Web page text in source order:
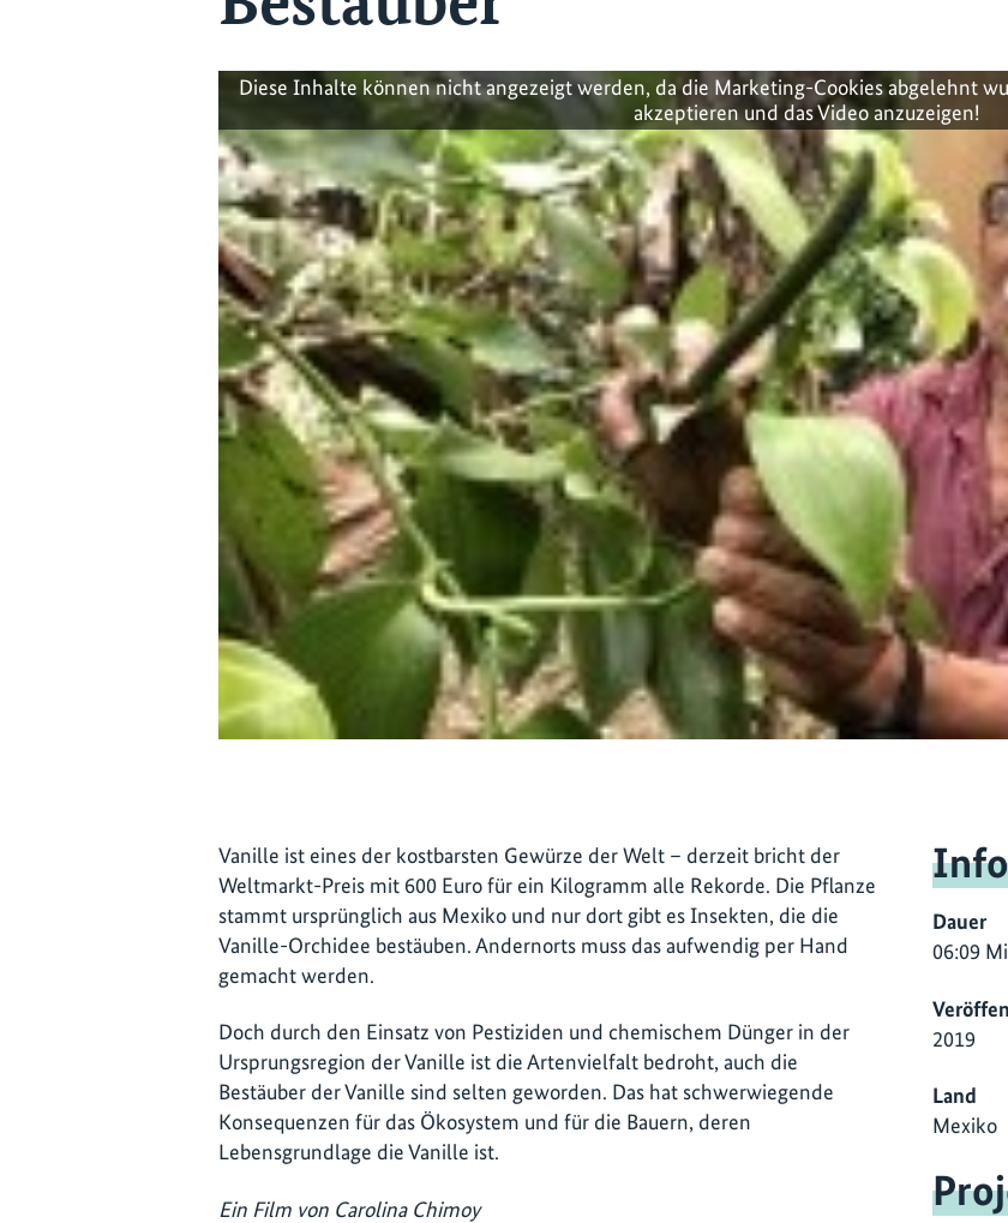
Diese Inhalte können nicht angezeigt werden, da die Marketing-Cookies abgelehnt
akzeptieren und das Video anzuzeigen!
Vanille ist eines der kostbarsten Gewürze der Welt – derzeit bricht der
Weltmarkt-Preis mit 600 Euro für ein Kilogramm alle Rekorde. Die Pflanze
stammt ursprünglich aus Mexiko und nur dort gibt es Insekten, die die
Vanille-Orchidee bestäuben. Andernorts muss das aufwendig per Hand
gemacht werden.
Doch durch den Einsatz von Pestiziden und chemischem Dünger in der
Ursprungsregion der Vanille ist die Artenvielfalt bedroht, auch die
Bestäuber der Vanille sind selten geworden. Das hat schwerwiegende
Konsequenzen für das Ökosystem und für die Bauern, deren
Lebensgrundlage die Vanille ist.
Ein Film von Carolina Chimoy
Dauer
06:09
2019
Land
Mexiko